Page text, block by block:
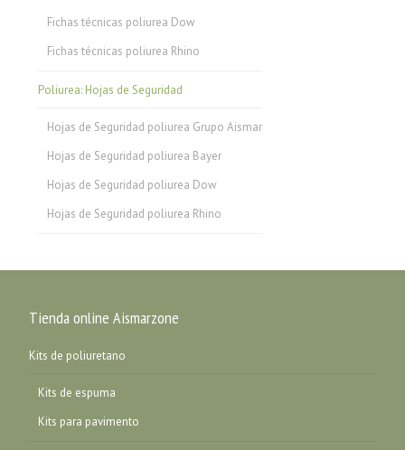
Fichas técnicas poliurea Dow
Fichas técnicas poliurea Rhino
Poliurea: Hojas de Seguridad
Hojas de Seguridad poliurea Grupo Aismar
Hojas de Seguridad poliurea Bayer
Hojas de Seguridad poliurea Dow
Hojas de Seguridad poliurea Rhino
Tienda online Aismarzone
Kits de poliuretano
Kits de espuma
Kits para pavimento